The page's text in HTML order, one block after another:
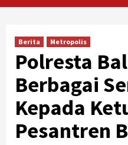
Berita Metropolis
Polresta
Berbagai
Kepada
Pesantren